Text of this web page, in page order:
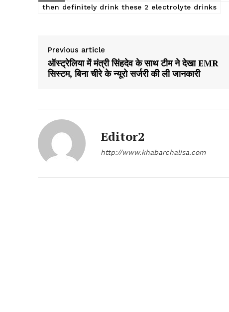
then definitely drink these 2 electrolyte drinks
Previous article
ऑस्ट्रेलिया में मंत्री सिंहदेव के साथ टीम ने देखा EMR
सिस्टम, बिना चीरे के न्यूरो सर्जरी की ली जानकारी
Editor2
http://www.khabarchalisa.com